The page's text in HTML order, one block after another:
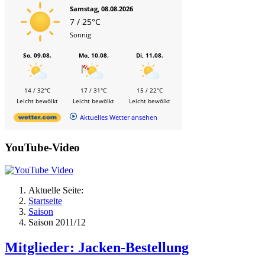
Samstag, 08.08.2026
7 / 25°C
Sonnig
So, 09.08.
14 / 32°C
Leicht bewölkt
Mo, 10.08.
17 / 31°C
Leicht bewölkt
Di, 11.08.
15 / 22°C
Leicht bewölkt
Aktuelles Wetter ansehen
YouTube-Video
Aktuelle Seite:
Startseite
Saison
Saison 2011/12
Mitglieder: Jacken-Bestellung